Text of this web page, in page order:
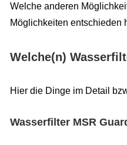
Welche anderen
Möglichkeiten entschieden
Welche(n)
Hier die Dinge im Detail
Wasserfilter MSR